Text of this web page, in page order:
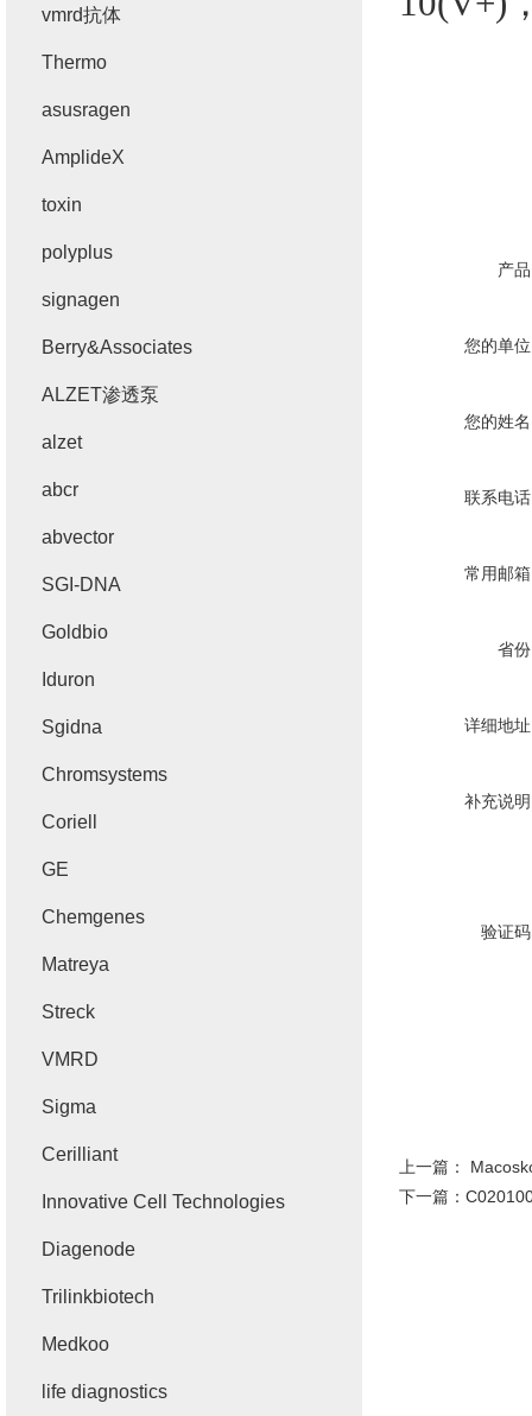
产
您的单
您的姓
联系电
常用邮
省
详细地
补充说
验证
上一篇：
下一篇：
vmrd抗体
Thermo
asusragen
AmplideX
toxin
polyplus
signagen
Berry&Associates
ALZET渗透泵
alzet
abcr
abvector
SGI-DNA
Goldbio
Iduron
Sgidna
Chromsystems
Coriell
GE
Chemgenes
Matreya
Streck
VMRD
Sigma
Cerilliant
Innovative Cell Technologies
Diagenode
Trilinkbiotech
Medkoo
life diagnostics